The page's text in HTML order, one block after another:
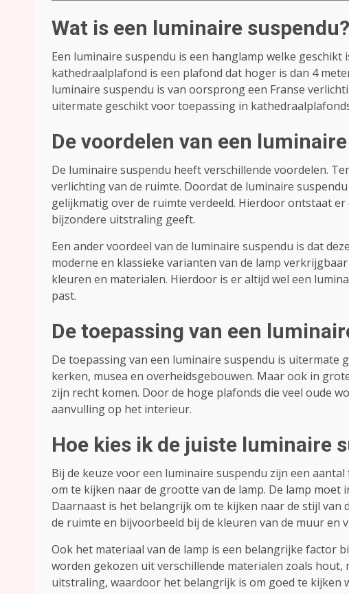
Wat is een luminaire suspendu?
Een luminaire suspendu is een hanglamp welke geschikt
kathedraalplafond is een plafond dat hoger is dan 4
luminaire suspendu is van oorsprong een Franse
uitermate geschikt voor toepassing in
De voordelen van een
De luminaire suspendu heeft verschillende voordelen.
verlichting van de ruimte. Doordat de luminaire
gelijkmatig over de ruimte verdeeld. Hierdoor ontstaat
bijzondere uitstraling geeft.
Een ander voordeel van de luminaire suspendu is dat
moderne en klassieke varianten van de lamp
kleuren en materialen. Hierdoor is er altijd wel een
past.
De toepassing van een
De toepassing van een luminaire suspendu is
kerken, musea en overheidsgebouwen. Maar ook in
zijn recht komen. Door de hoge plafonds die veel oude
aanvulling op het interieur.
Hoe kies ik de juiste luminaire
Bij de keuze voor een luminaire suspendu zijn een
om te kijken naar de grootte van de lamp. De lamp
Daarnaast is het belangrijk om te kijken naar de stijl van
de ruimte en bijvoorbeeld bij de kleuren van de muur en
Ook het materiaal van de lamp is een belangrijke factor
worden gekozen uit verschillende materialen zoals
uitstraling, waardoor het belangrijk is om goed te kijken